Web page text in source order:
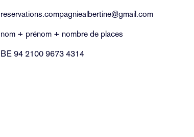
reservations.compagniealbertine@gmail.com
nom + prénom + nombre de places
BE 94 2100 9673 4314